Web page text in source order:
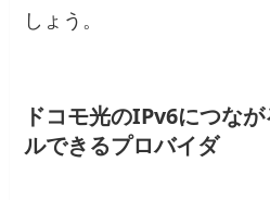
しょう。
ドコモ光のIPv6につな
ルできるプロバイダ